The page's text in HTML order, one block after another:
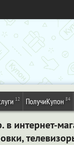
12 ПолучиКупон 84
интернет-